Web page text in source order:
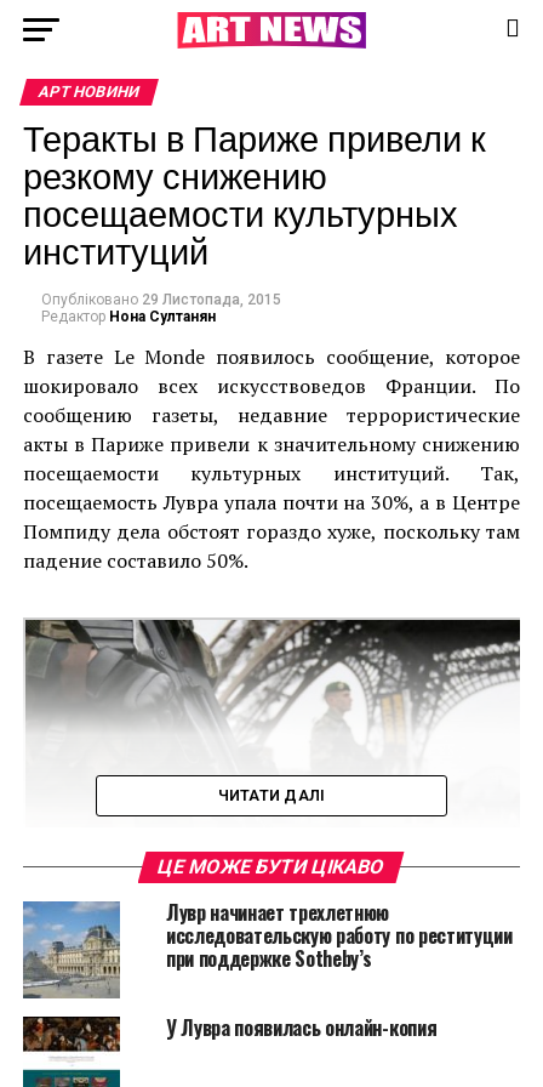
АРТ НОВИНИ
Теракты в Париже привели к
резкому снижению
посещаемости культурных
институций
Опубліковано 29 Листопада, 2015
Редактор Нона Султанян
В газете Le Monde появилось сообщение, которое
шокировало всех искусствоведов Франции. По
сообщению газеты, недавние террористические
акты в Париже привели к значительному снижению
посещаемости культурных институций. Так,
посещаемость Лувра упала почти на 30%, а в Центре
Помпиду дела обстоят гораздо хуже, поскольку там
падение составило 50%.
Читайте также:Уничтоженные картины
оказались подлинниками
Сегодня посещаемость ретроспективы Вильфредо
Лама, которая проходит в Бобуре, упала с 2000 до
ЧИТАТИ ДАЛІ
ЦЕ МОЖЕ БУТИ ЦІКАВО
Лувр начинает трехлетнюю
исследовательскую работу по реституции
при поддержке Sotheby’s
У Лувра появилась онлайн-копия